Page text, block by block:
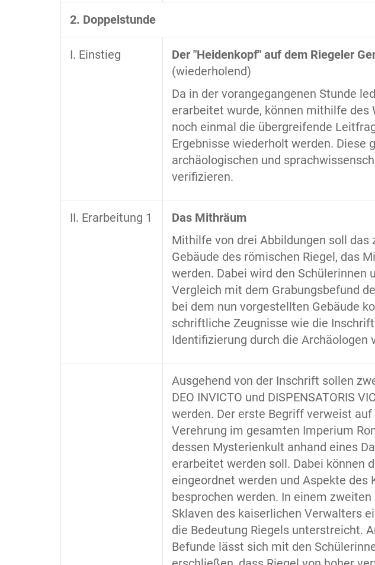
2. Doppelstunde
I. Einstieg
Der "Heidenkopf" auf dem Riegeler
(wiederholend)
Da in der vorangegangenen Stunde
erarbeitet wurde, können mithilfe des
noch einmal die übergreifende
Ergebnisse wiederholt werden. Diese
archäologischen und
verifizieren.
II. Erarbeitung 1
Das Mithräum
Mithilfe von drei Abbildungen soll das
Gebäude des römischen Riegel, das
werden. Dabei wird den Schülerinnen
Vergleich mit dem Grabungsbefund
bei dem nun vorgestellten Gebäude
schriftliche Zeugnisse wie die
Identifizierung durch die Archäologen
Ausgehend von der Inschrift sollen
DEO INVICTO und DISPENSATORIS
werden. Der erste Begriff verweist
Verehrung im gesamten Imperium
dessen Mysterienkult anhand eines
erarbeitet werden soll. Dabei können
eingeordnet werden und Aspekte des
besprochen werden. In einem
Sklaven des kaiserlichen Verwalters
die Bedeutung Riegels unterstreicht.
Befunde lässt sich mit den